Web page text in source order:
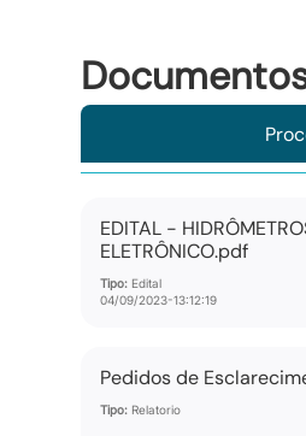
EDITAL -
ELETRÔNICO.pdf
Tipo: Edital
04/09/2023-13:12:19
Pedidos de
Tipo: Relatorio